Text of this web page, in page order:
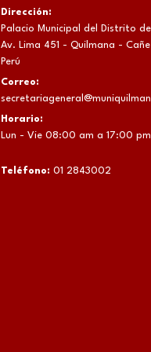
Dirección:
Palacio Municipal del Distrito
Av. Lima 451 - Quilmana -
Perú
Correo:
Horario:
Lun - Vie 08:00 am a 17:00 pm
Teléfono: 01 2843002